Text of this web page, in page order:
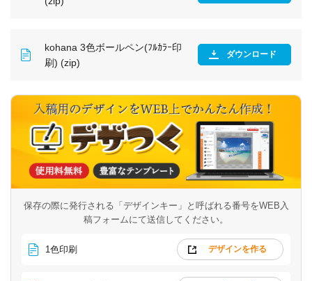
kohana 3色ボールペン(ﾌﾙｶﾗｰ印
刷) (zip)
ダウンロード
保存の際に発行される「デザインキー」と呼ばれる番号をWEB入
稿フォームにて送信してください。
1色印刷 デザインを作る